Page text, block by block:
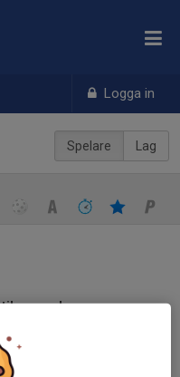
Logga in
Spelare Lag
sparad
sida